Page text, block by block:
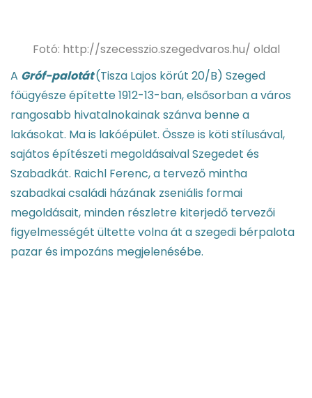
Fotó: http://szecesszio.szegedvaros.hu/ oldal
A Gróf-palotát(Tisza Lajos körút 20/B) Szeged
főügyésze építette 1912-13-ban, elsősorban a város
rangosabb hivatalnokainak szánva benne a
lakásokat. Ma is lakóépület. Össze is köti stílusával,
sajátos építészeti megoldásaival Szegedet és
Szabadkát. Raichl Ferenc, a tervező mintha
szabadkai családi házának zseniális formai
megoldásait, minden részletre kiterjedő tervezői
figyelmességét ültette volna át a szegedi bérpalota
pazar és impozáns megjelenésébe.